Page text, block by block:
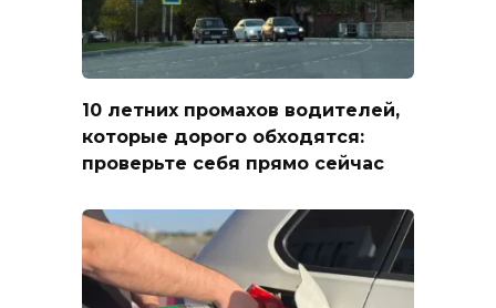
10 летних промахов водителей,
которые дорого обходятся:
проверьте себя прямо сейчас